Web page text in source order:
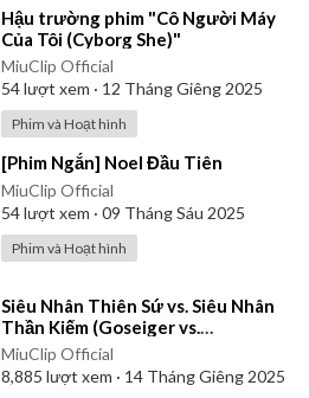
⁣Hậu trường phim "Cô Người Máy
Của Tôi (Cyborg She)"
MiuClip Official
54lượt xem · 12 Tháng Giêng 2025
Phim và Hoạt hình
⁣[Phim Ngắn] Noel Đầu Tiên
MiuClip Official
54lượt xem · 09 Tháng Sáu 2025
Phim và Hoạt hình
⁣Siêu Nhân Thiên Sứ vs. Siêu Nhân
Thần Kiếm (Goseiger vs.
Shinkenger) | Vietsub
MiuClip Official
8,885 lượt xem · 14 Tháng Giêng 2025